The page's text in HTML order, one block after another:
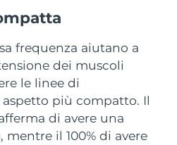
frequenza aiutano a
dei muscoli
le linee di
aspetto più compatto. Il
di avere una
il 100% di avere
Consegna stimata
Consegna stimata15/08/2026